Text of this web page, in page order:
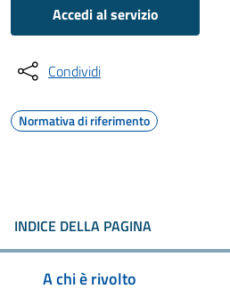
Accedi al servizio
Condividi
Normativa di riferimento
INDICE DELLA PAGINA
A chi è rivolto